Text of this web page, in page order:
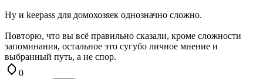
Ну и keepass для домохозяек однозначно сложно.
Повторю, что вы всё правильно сказали, кроме сложности
запоминания, остальное это сугубо личное мнение и
выбранный путь, а не спор.
0